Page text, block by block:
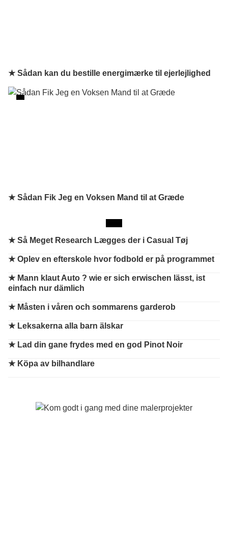
★ Sådan kan du bestille energimærke til ejerlejlighed
★ Sådan Fik Jeg en Voksen Mand til at Græde
★Så Meget Research Lægges der i Casual Tøj
★Oplev en efterskole hvor fodbold er på programmet
★ Mann klaut Auto ? wie er sich erwischen lässt, ist
einfach nur dämlich
★ Måsten i våren och sommarens garderob
★ Leksakerna alla barn älskar
★ Lad din gane frydes med en god Pinot Noir
★ Köpa av bilhandlare